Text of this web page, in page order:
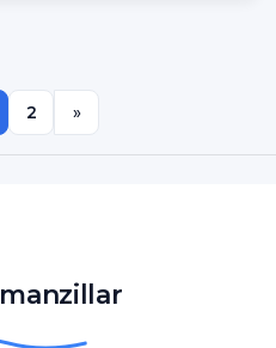
2 »
manzillar